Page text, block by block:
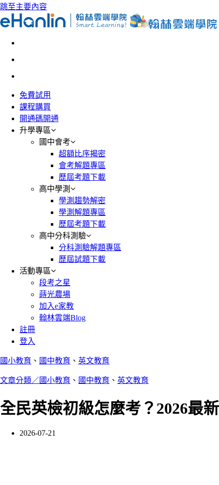
跳至主要內容
免費試用
課程購買
開通碼開通
升學專區
國中會考
超額比序揭密
會考解題專區
歷屆考題下載
高中學測
學測趨勢解密
學測解題專區
歷屆考題下載
高中分科測驗
分科測驗解題專區
歷屆試題下載
活動專區
段考之星
蒔光農場
加入e家教
翰林雲端Blog
註冊
登入
國小教育 、 國中教育 、 英文教育
文章分類／ 國小教育 、 國中教育 、 英文教育
全民英檢初級怎麼考？2026最
2026-07-21